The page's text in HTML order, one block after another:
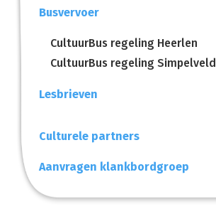
Busvervoer
CultuurBus regeling Heerlen
CultuurBus regeling Simpelveld
Lesbrieven
Culturele partners
Aanvragen klankbordgroep